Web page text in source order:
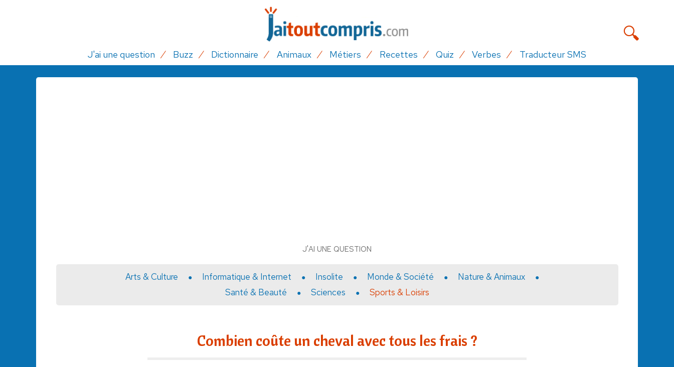
J'ai une question Buzz Dictionnaire Animaux Métiers Recettes Quiz Verbes Traducteur SMS
J'AI UNE QUESTION
Arts & Culture Informatique & Internet Insolite Monde & Société
Nature & Animaux
Santé & Beauté
Sciences Sports & Loisirs
Combien coûte un cheval avec tous les frais ?